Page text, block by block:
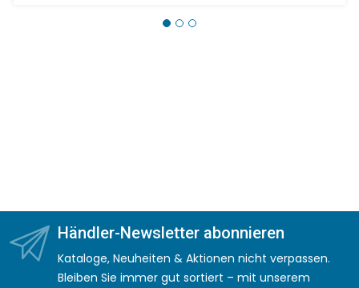
Händler-Newsletter abonnieren
Kataloge, Neuheiten & Aktionen nicht verpassen.
Bleiben Sie immer gut sortiert – mit unserem